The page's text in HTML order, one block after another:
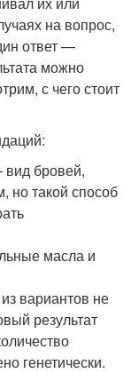
на вопрос,
ответ —
можно
с чего стоит
вид бровей,
но такой способ
масла и
вариантов не
результат
генетически.